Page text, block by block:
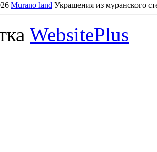
Murano land Украшения из муранского
WebsitePlus